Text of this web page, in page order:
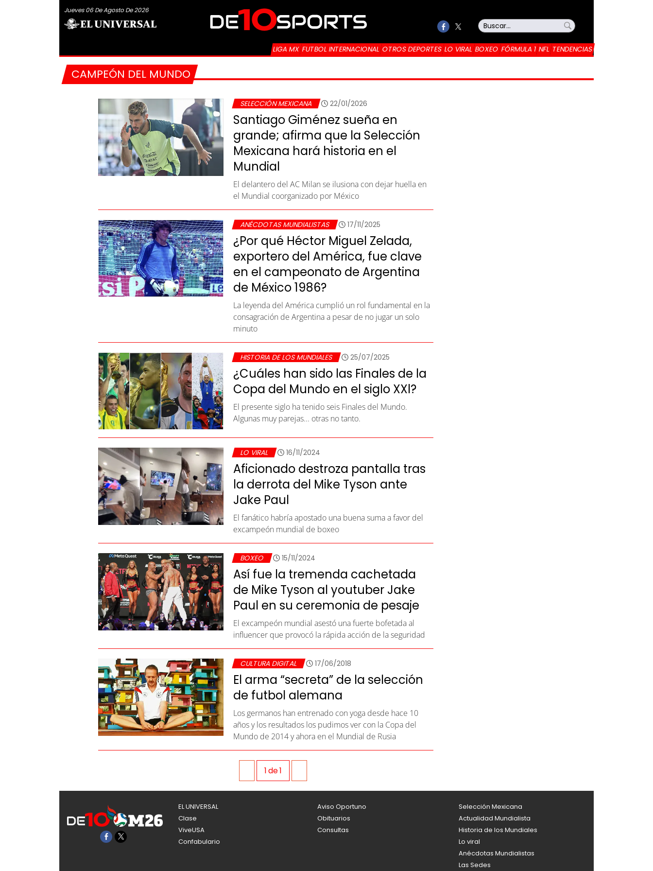
Jueves 06 De Agosto De 2026
LIGA MX FUTBOL INTERNACIONAL OTROS DEPORTES LO VIRAL BOXEO FÓRMULA 1 NFL TENDENCIAS
CAMPEÓN DEL MUNDO
SELECCIÓN MEXICANA 22/01/2026
Santiago Giménez sueña en
grande; afirma que la Selección
Mexicana hará historia en el
Mundial
El delantero del AC Milan se ilusiona con dejar huella en
el Mundial coorganizado por México
ANÉCDOTAS MUNDIALISTAS 17/11/2025
¿Por qué Héctor Miguel Zelada,
exportero del América, fue clave
en el campeonato de Argentina
de México 1986?
La leyenda del América cumplió un rol fundamental en la
consagración de Argentina a pesar de no jugar un solo
minuto
HISTORIA DE LOS MUNDIALES 25/07/2025
¿Cuáles han sido las Finales de la
Copa del Mundo en el siglo XXl?
El presente siglo ha tenido seis Finales del Mundo.
Algunas muy parejas... otras no tanto.
LO VIRAL 16/11/2024
Aficionado destroza pantalla tras
la derrota del Mike Tyson ante
Jake Paul
El fanático habría apostado una buena suma a favor del
excampeón mundial de boxeo
BOXEO 15/11/2024
Así fue la tremenda cachetada
de Mike Tyson al youtuber Jake
Paul en su ceremonia de pesaje
El excampeón mundial asestó una fuerte bofetada al
influencer que provocó la rápida acción de la seguridad
CULTURA DIGITAL 17/06/2018
El arma “secreta” de la selección
de futbol alemana
Los germanos han entrenado con yoga desde hace 10
años y los resultados los pudimos ver con la Copa del
Mundo de 2014 y ahora en el Mundial de Rusia
1de1
EL UNIVERSAL
Clase
ViveUSA
Confabulario
Aviso Oportuno
Obituarios
Consultas
Selección Mexicana
Actualidad Mundialista
Historia de los Mundiales
Lo viral
Anécdotas Mundialistas
Las Sedes